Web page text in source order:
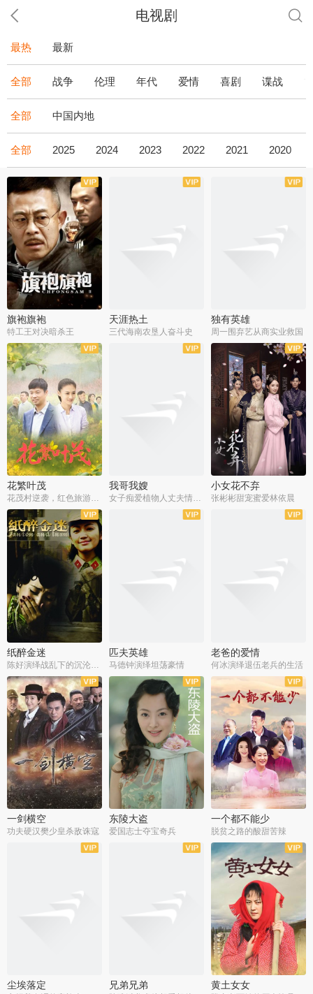
电视剧
最热 最新
全部 战争 伦理 年代 爱情 喜剧 谍战
全部 中国内地
全部 2025 2024 2023 2022 2021 2020
全43集
旗袍旗袍
特工王对决暗杀王
天涯热土
三代海南农垦人奋斗史
独有英雄
周一围弃艺从商实业救国
全34集
花繁叶茂
花茂村逆袭，红色旅游出圈
我哥我嫂
女子痴爱植物人丈夫情定一生
全51集
小女花不弃
张彬彬甜宠蜜爱林依晨
全42集
纸醉金迷 匹夫英雄
马德钟演绎坦荡豪情
老爸的爱情
何冰演绎退伍老兵的生活
全40集
一剑横空
功夫硬汉樊少皇杀敌诛寇
全33集
东陵大盗
爱国志士夺宝奇兵
全36集
一个都不能少
脱贫之路的酸甜苦辣
尘埃落定 兄弟兄弟
全23集
黄土女女